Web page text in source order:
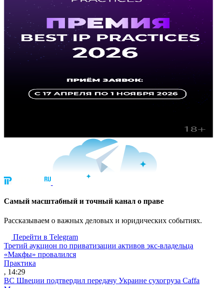
Cамый масштабный и точный канал о праве
Рассказываем о важных деловых и юридических событиях.
Перейти в Telegram
Третий аукцион по приватизации активов экс-владельца
«Макфы» провалился
Практика
, 14:29
ВС Швеции подтвердил передачу Украине сухогруза Caffa